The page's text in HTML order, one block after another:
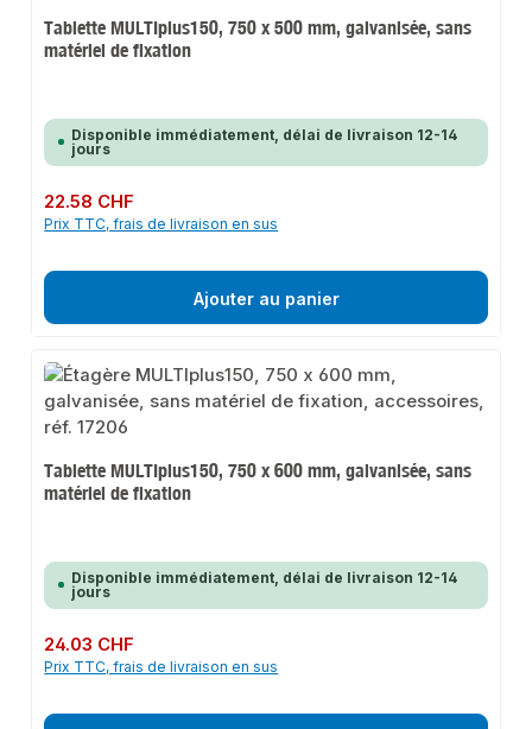
Tablette MULTIplus150, 750 x 500 mm, galvanisée, sans
matériel de fixation
Disponible immédiatement, délai de livraison 12-14
jours
Prix régulier :
22.58 CHF
Prix TTC, frais de livraison en sus
Ajouter au panier
Tablette MULTIplus150, 750 x 600 mm, galvanisée, sans
matériel de fixation
Disponible immédiatement, délai de livraison 12-14
jours
Prix régulier :
24.03 CHF
Prix TTC, frais de livraison en sus